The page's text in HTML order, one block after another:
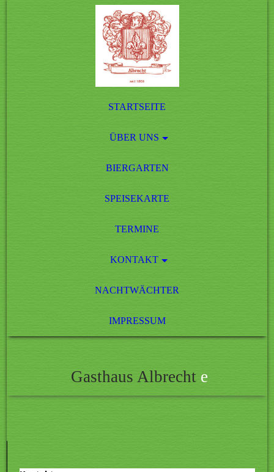
STARTSEITE
ÜBER UNS
BIERGARTEN
SPEISEKARTE
TERMINE
KONTAKT
NACHTWÄCHTER
IMPRESSUM
Gasthaus Albrecht e